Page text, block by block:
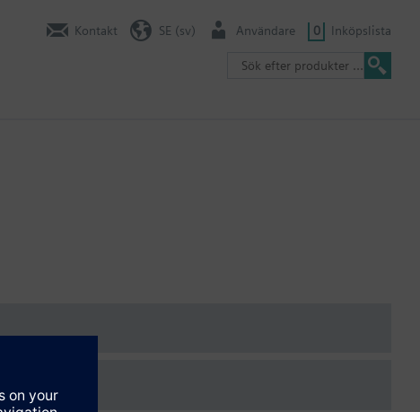
Kontakt SE (sv) Användare 0 Inköpslista